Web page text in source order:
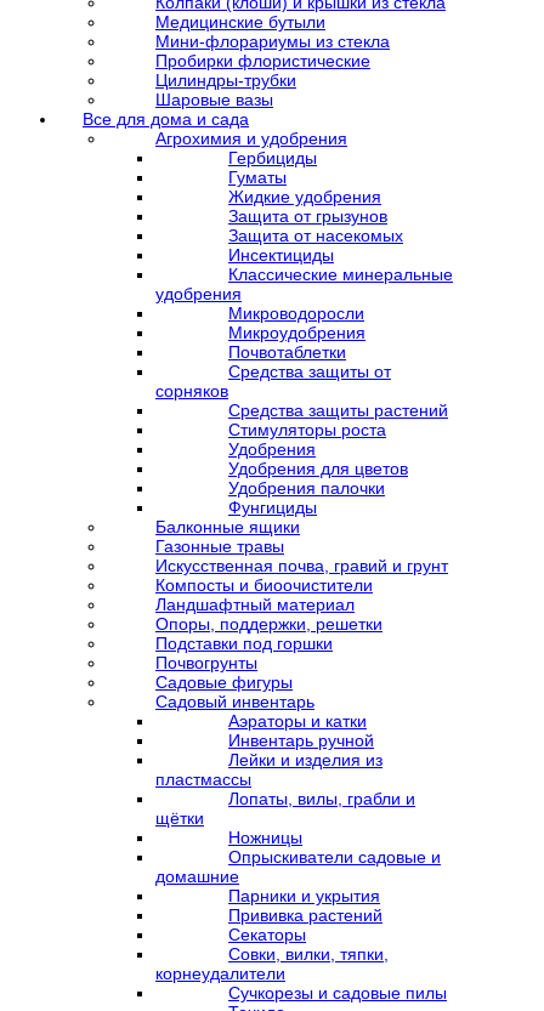
Медицинские бутыли
Мини-флорариумы из стекла
Пробирки флористические
Цилиндры-трубки
Шаровые вазы
Все для дома и сада
Агрохимия и удобрения
Гербициды
Гуматы
Жидкие удобрения
Защита от грызунов
Защита от насекомых
Инсектициды
Классические минеральные
удобрения
Микроводоросли
Микроудобрения
Почвотаблетки
Средства защиты от
сорняков
Средства защиты растений
Стимуляторы роста
Удобрения
Удобрения для цветов
Удобрения палочки
Фунгициды
Балконные ящики
Газонные травы
Искусственная почва, гравий и грунт
Компосты и биоочистители
Ландшафтный материал
Опоры, поддержки, решетки
Подставки под горшки
Почвогрунты
Садовые фигуры
Садовый инвентарь
Аэраторы и катки
Инвентарь ручной
Лейки и изделия из
пластмассы
Лопаты, вилы, грабли и
щётки
Ножницы
Опрыскиватели садовые и
домашние
Парники и укрытия
Прививка растений
Секаторы
Совки, вилки, тяпки,
корнеудалители
Сучкорезы и садовые пилы